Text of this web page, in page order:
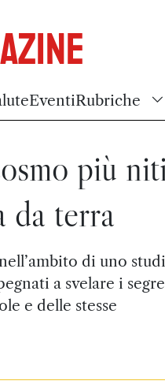
EventiRubriche
più
da terra
di uno
a svelare i
e delle stesse